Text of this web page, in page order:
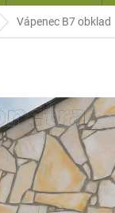
Vápenec B7 obklad